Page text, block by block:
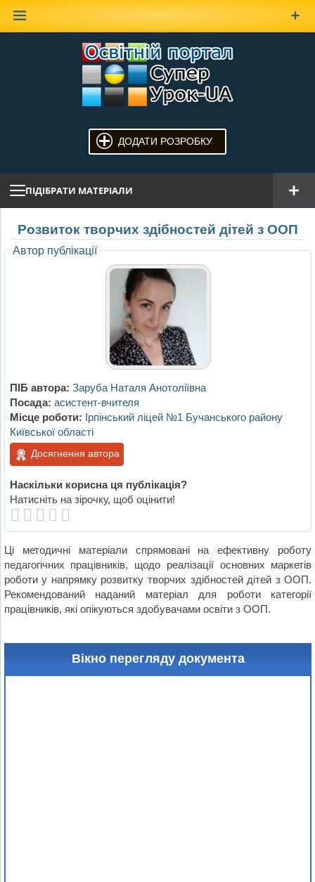
ДОДАТИ РОЗРОБКУ
ПІДІБРАТИ МАТЕРІАЛИ
Розвиток творчих здібностей дітей з ООП
Автор публікації
ПІБ автора: Заруба Наталя Анотоліївна
Посада: асистент-вчителя
Місце роботи: Ірпінський ліцей №1 Бучанського району
Київської області
Досягнення автора
Наскільки корисна ця публікація?
Натисніть на зірочку, щоб оцінити!
Ці методичні матеріали спрямовані на ефективну роботу
педагогічних працівників, щодо реалізації основних маркетів
роботи у напрямку розвитку творчих здібностей дітей з ООП.
Рекомендований наданий матеріал для роботи категорії
працівників, які опікуються здобувачами освіти з ООП.
Вікно перегляду документа